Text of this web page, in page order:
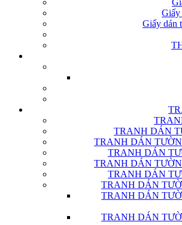
Giấy
Giấy dán
TRANH DÁN
TRANH DÁN
TRANH DÁN
TRANH DÁN
TRANH DÁN
TRANH DÁN
TRANH DÁN
TRANH DÁN